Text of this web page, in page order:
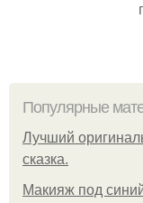
Популярные
Лучший
сказка.
Макияж под